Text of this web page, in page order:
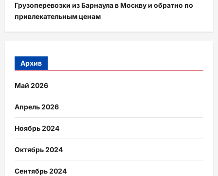
Грузоперевозки из Барнаула в Москву и обратно по
привлекательным ценам
Архив
Май 2026
Апрель 2026
Ноябрь 2024
Октябрь 2024
Сентябрь 2024